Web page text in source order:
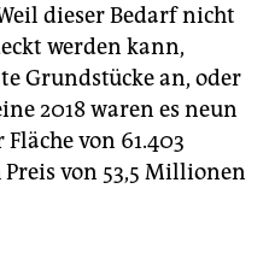
dieser Bedarf nicht
werden kann,
Grundstücke an, oder
2018 waren es neun
von 61.403
von 53,5 Millionen